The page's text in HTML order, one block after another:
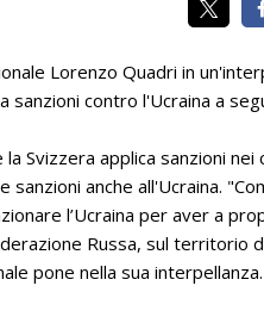
Lorenzo Quadri in
sanzioni contro l'Ucraina a
Svizzera applica sanzioni
anche all'Ucraina.
l’Ucraina per aver a
Russa, sul territorio
pone nella sua interpellanza.